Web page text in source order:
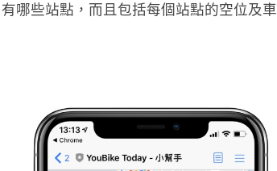
哪些站點，而且包括每個站點的空位及車